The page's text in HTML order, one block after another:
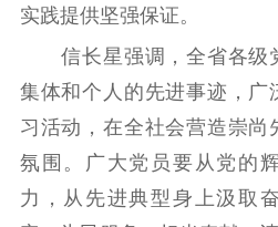
电影
服务
共建共享
责任编辑注册
实践提供坚强保证。
信长星强调，全省各级
集体和个人的先进事迹，广
习活动，在全社会营造崇尚
氛围。广大党员要从党的
力，从先进典型身上汲取